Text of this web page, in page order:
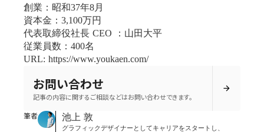
創業：昭和37年8月
資本金：3,100万円
代表取締役社長 CEO ：山田大平
従業員数：400名
URL: https://www.youkaen.com/
お問い合わせ
記事の内容に関するご相談などはお問い合わせできます。
arrow_forward
筆者 池上 敦
グラフィックデザイナーとしてキャリアをスタートし、